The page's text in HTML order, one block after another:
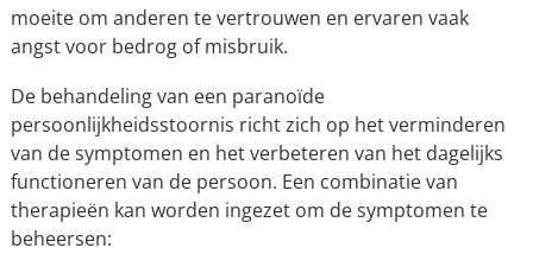
moeite om anderen te vertrouwen en ervaren vaak
angst voor bedrog of misbruik.
De behandeling van een paranoïde
persoonlijkheidsstoornis richt zich op het verminderen
van de symptomen en het verbeteren van het dagelijks
functioneren van de persoon. Een combinatie van
therapieën kan worden ingezet om de symptomen te
beheersen: